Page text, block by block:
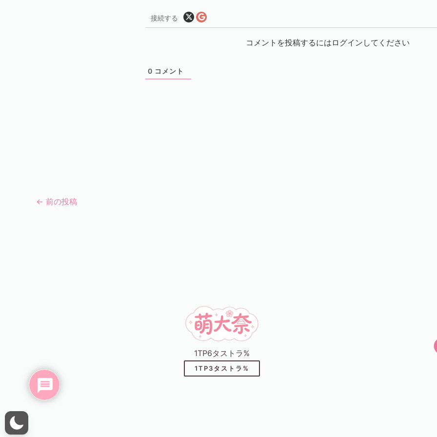
接続する
コメントを投稿するにはログインしてください
0 コメント
← 前の投稿
1TP6タストラ%
1TP3タストラ%